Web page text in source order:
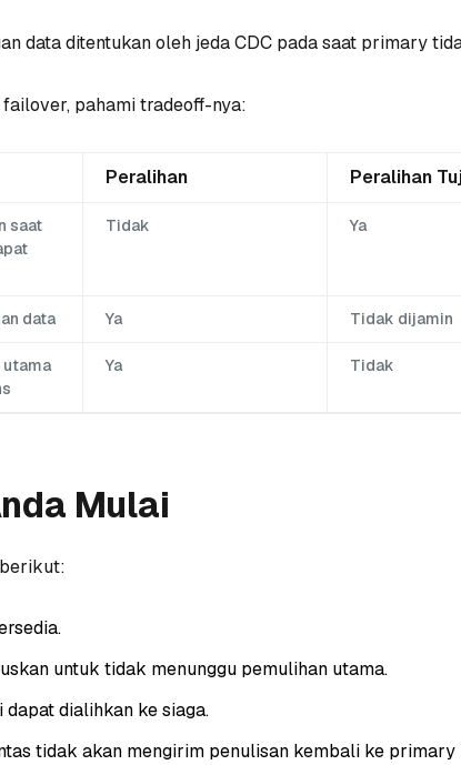
data ditentukan oleh jeda CDC pada saat primary
pahami tradeoff-nya:
Peralihan Peralihan
saat
Tidak Ya
data Ya Tidak dijamin
utama
Ya Tidak
Mulai
untuk tidak menunggu pemulihan utama.
dialihkan ke siaga.
tidak akan mengirim penulisan kembali ke primary